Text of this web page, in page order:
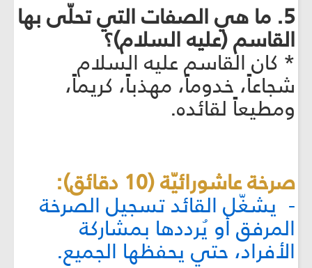
5. ما هي الصفات التي تحلّى بها
القاسم (عليه السلام)؟
* كان القاسم عليه السلام
شجاعاً، خدوماً، مهذباً، كريماً،
ومطيعاً لقائده.
صرخة عاشورائيّة (10 دقائق):
- يشغّل القائد تسجيل الصرخة
المرفق أو يُرددها بمشاركة
الأفراد، حتي يحفظها الجميع.